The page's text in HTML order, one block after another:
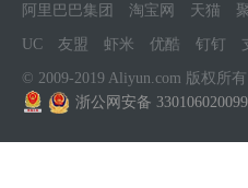
阿里巴巴集团 淘宝网 天猫
UC 友盟 虾米 优酷 钉钉
© 2009-2019 Aliyun.com 版权所有
浙公网安备